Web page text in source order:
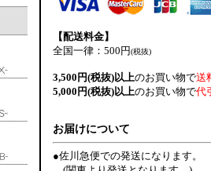
【配送料金】
全国一律：500円(税抜)
3,500円(税抜)以上のお買い物で送
5,000円(税抜)以上のお買い物で代
お届けについて
●佐川急便での発送になります。